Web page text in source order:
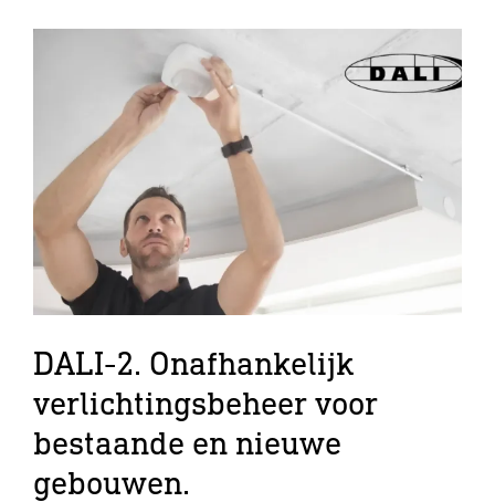
DALI-2. Onafhankelijk
verlichtingsbeheer voor
bestaande en nieuwe
gebouwen.